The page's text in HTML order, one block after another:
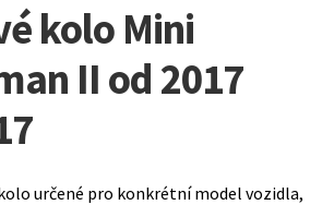
kolo Mini
II od 2017
určené pro konkrétní model vozidla,